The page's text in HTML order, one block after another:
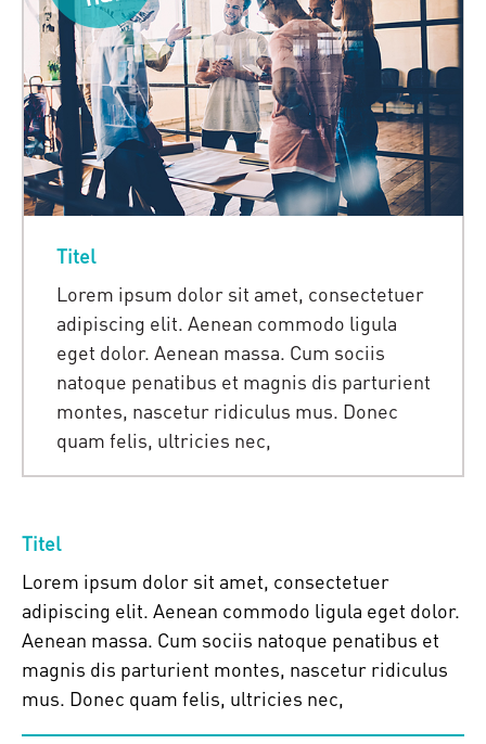
Titel
Lorem ipsum dolor sit amet, consectetuer
adipiscing elit. Aenean commodo ligula
eget dolor. Aenean massa. Cum sociis
natoque penatibus et magnis dis parturient
montes, nascetur ridiculus mus. Donec
quam felis, ultricies nec,
Titel
Lorem ipsum dolor sit amet, consectetuer
adipiscing elit. Aenean commodo ligula eget dolor.
Aenean massa. Cum sociis natoque penatibus et
magnis dis parturient montes, nascetur ridiculus
mus. Donec quam felis, ultricies nec,